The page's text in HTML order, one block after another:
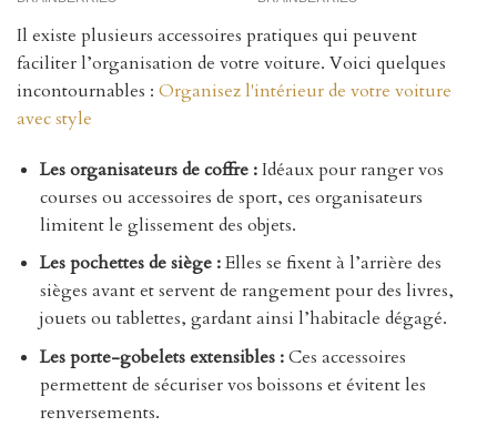
Il existe plusieurs accessoires pratiques qui peuvent
faciliter l’organisation de votre voiture. Voici quelques
incontournables : Organisez l'intérieur de votre voiture
avec style
Les organisateurs de coffre :Idéaux pour ranger vos
courses ou accessoires de sport, ces organisateurs
limitent le glissement des objets.
Les pochettes de siège :Elles se fixent à l’arrière des
sièges avant et servent de rangement pour des livres,
jouets ou tablettes, gardant ainsi l’habitacle dégagé.
Les porte-gobelets extensibles :Ces accessoires
permettent de sécuriser vos boissons et évitent les
renversements.